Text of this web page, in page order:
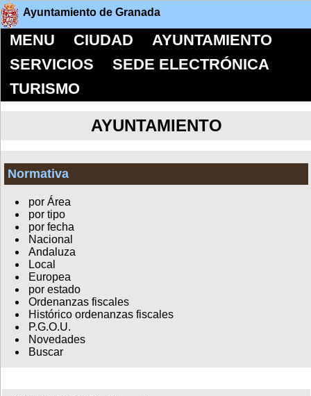
Ayuntamiento de Granada
MENU CIUDAD
AYUNTAMIENTO
SERVICIOS
SEDE ELECTRÓNICA
TURISMO
AYUNTAMIENTO
Normativa
por Área
por tipo
por fecha
Nacional
Andaluza
Local
Europea
por estado
Ordenanzas fiscales
Histórico ordenanzas fiscales
P.G.O.U.
Novedades
Buscar